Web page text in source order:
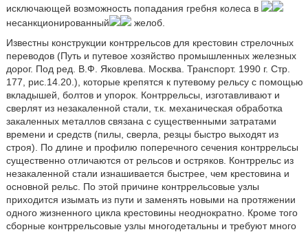
исключающей возможность попадания гребня колеса в
несанкционированный
желоб.
Известны конструкции контррельсов для крестовин стрелочных
переводов (Путь и путевое хозяйство промышленных железных
дорог. Под ред. В.Ф. Яковлева. Москва. Транспорт. 1990 г. Стр.
177, рис.14.20.), которые крепятся к путевому рельсу с помощью
вкладышей, болтов и упорок. Контррельсы, изготавливают и
сверлят из незакаленной стали, т.к. механическая обработка
закаленных металлов связана с существенными затратами
времени и средств (пилы, сверла, резцы быстро выходят из
строя). По длине и профилю поперечного сечения контррельсы
существенно отличаются от рельсов и остряков. Контррельс из
незакаленной стали изнашивается быстрее, чем крестовина и
основной рельс. По этой причине контррельсовые узлы
приходится изымать из пути и заменять новыми на протяжении
одного жизненного цикла крестовины неоднократно. Кроме того
сборные контррельсовые узлы многодетальны и требуют много